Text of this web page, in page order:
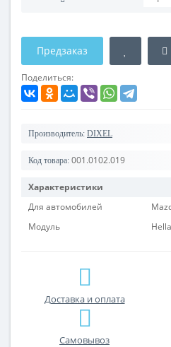
Предзаказ
Поделиться:
Производитель: DIXEL
Код товара: 001.0102.019
Характеристики
Для автомобилей
Модуль
Доставка и оплата
Самовывоз